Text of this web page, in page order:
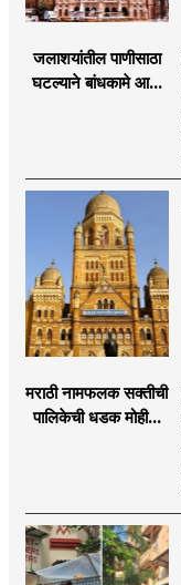
जलाशयांतील पाणीसाठा
घटल्याने बांधकामे आणि
निर्बंध
मराठी नामफलक सक्तीची
पालिकेची धडक मोहीम;